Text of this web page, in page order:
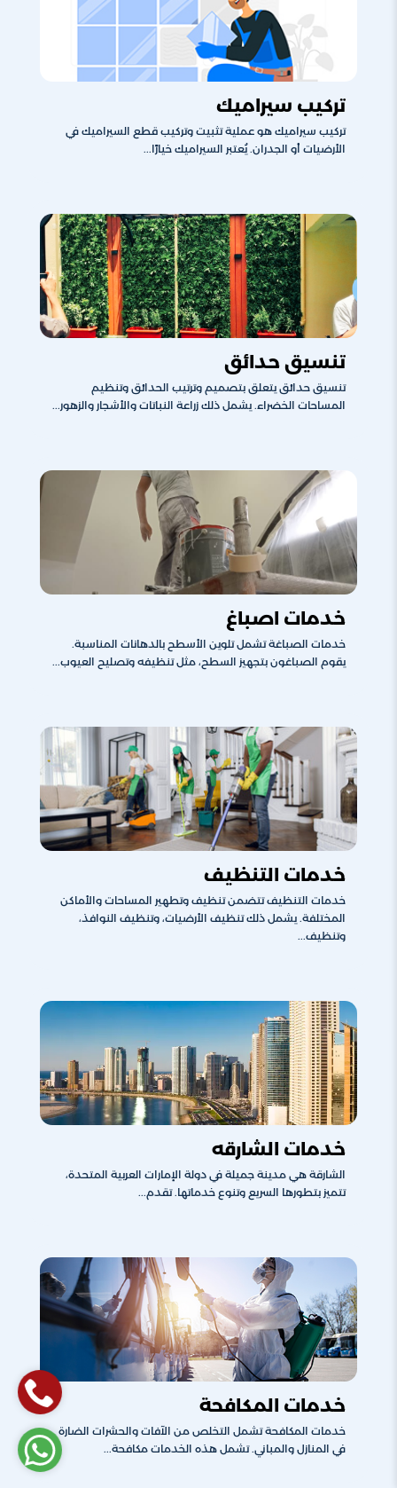
تركيب سيراميك
تركيب سيراميك هو عملية تثبيت وتركيب قطع السيراميك في
الأرضيات أو الجدران. يُعتبر السيراميك خيارًا...
تنسيق حدائق
تنسيق حدائق يتعلق بتصميم وترتيب الحدائق وتنظيم
المساحات الخضراء. يشمل ذلك زراعة النباتات والأشجار والزهور...
خدمات اصباغ
خدمات الصباغة تشمل تلوين الأسطح بالدهانات المناسبة.
يقوم الصباغون بتجهيز السطح، مثل تنظيفه وتصليح العيوب...
خدمات التنظيف
خدمات التنظيف تتضمن تنظيف وتطهير المساحات والأماكن
المختلفة. يشمل ذلك تنظيف الأرضيات، وتنظيف النوافذ،
وتنظيف...
خدمات الشارقه
الشارقة هي مدينة جميلة في دولة الإمارات العربية المتحدة،
تتميز بتطورها السريع وتنوع خدماتها. تقدم...
خدمات المكافحة
خدمات المكافحة تشمل التخلص من الآفات والحشرات الضارة
في المنازل والمباني. تشمل هذه الخدمات مكافحة...